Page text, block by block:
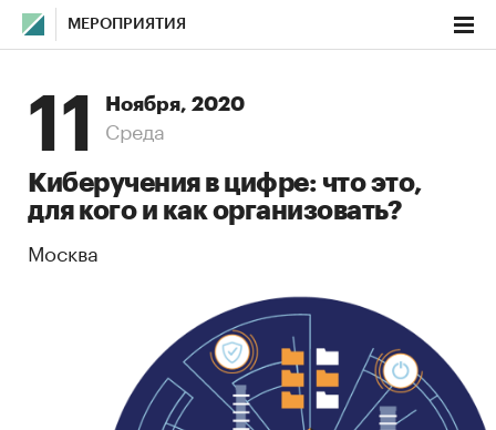
МЕРОПРИЯТИЯ
11 Ноября, 2020
Среда
Киберучения в цифре: что это,
для кого и как организовать?
Москва